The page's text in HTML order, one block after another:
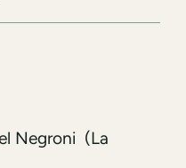
Negroni (La